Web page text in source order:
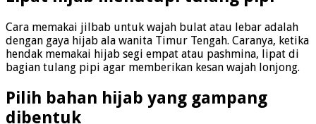
Cara memakai jilbab untuk wajah bulat atau lebar adalah
dengan gaya hijab ala wanita Timur Tengah. Caranya, ketika
hendak memakai hijab segi empat atau pashmina, lipat di
bagian tulang pipi agar memberikan kesan wajah lonjong.
Pilih bahan hijab yang gampang
dibentuk